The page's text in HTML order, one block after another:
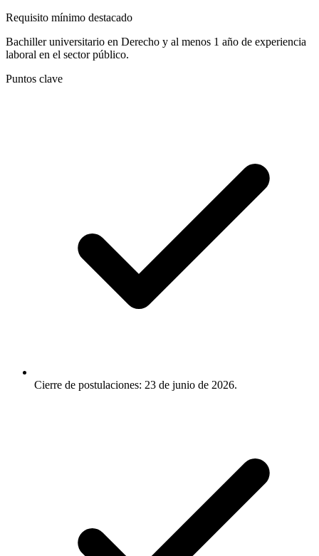
Requisito mínimo destacado
Bachiller universitario en Derecho y al menos 1 año de experiencia
laboral en el sector público.
Puntos clave
Cierre de postulaciones: 23 de junio de 2026.